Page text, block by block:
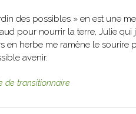
des possibles » en est une
pour nourrir la terre, Julie
en herbe me ramène le
avenir.
de transitionnaire